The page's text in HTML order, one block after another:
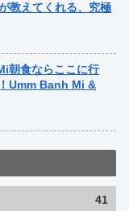
教えてくれる、究極
朝食ならここに行
Umm Banh Mi &
41